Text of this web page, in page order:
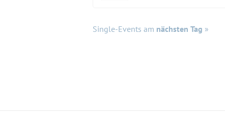
Single-Events am nächsten Tag »